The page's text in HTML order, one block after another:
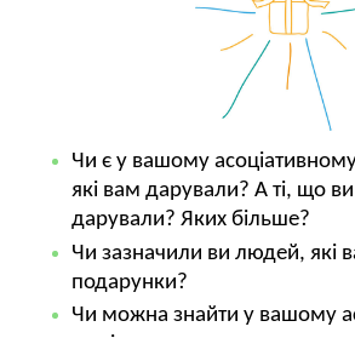
Чи є у вашому
які вам дарували? А ті, що
дарували? Яких більше?
Чи зазначили ви людей, які
подарунки?
Чи можна знайти у вашому